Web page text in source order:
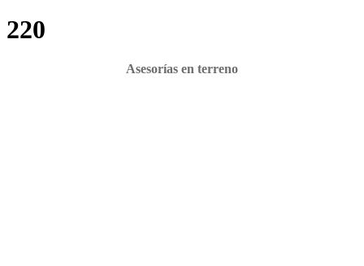
220
Asesorías en terreno